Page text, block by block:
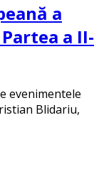
a
a II-
evenimentele
Blidariu,